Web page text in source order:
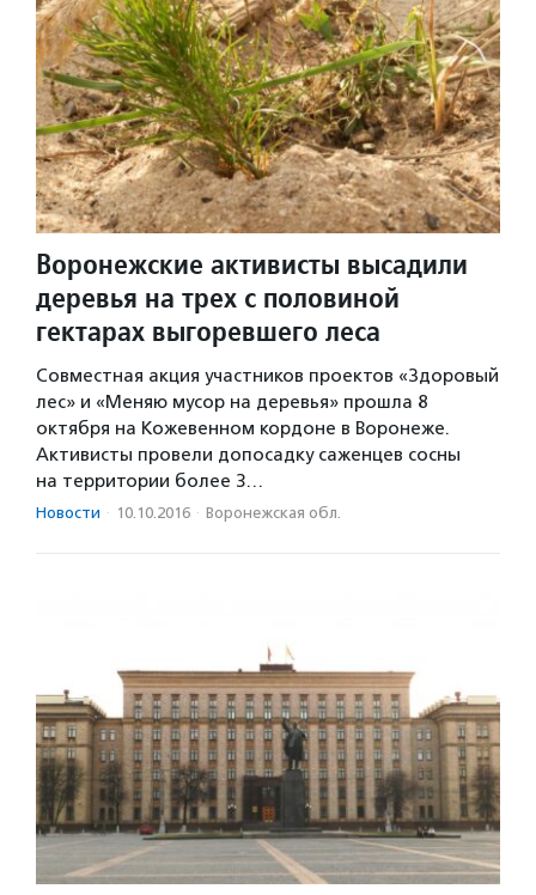
Воронежские активисты высадили
деревья на трех с половиной
гектарах выгоревшего леса
Совместная акция участников проектов «Здоровый
лес» и «Меняю мусор на деревья» прошла 8
октября на Кожевенном кордоне в Воронеже.
Активисты провели допосадку саженцев сосны
на территории более 3…
Новости · 10.10.2016 · Воронежская обл.